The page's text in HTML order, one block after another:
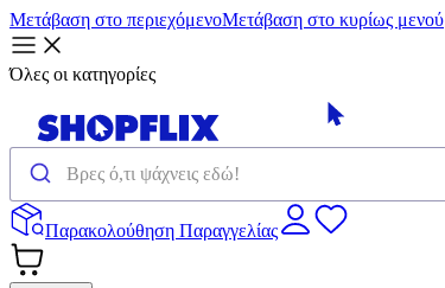
Μετάβαση στο περιεχόμενοΜετάβαση στο κυρίως μενού
Όλες οι κατηγορίες
Παρακολούθηση Παραγγελίας